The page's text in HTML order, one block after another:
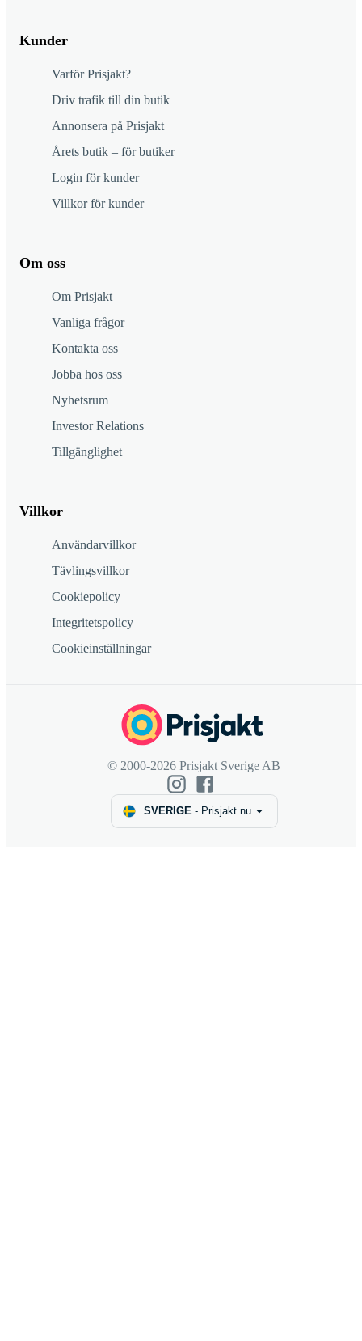
Kunder
Varför Prisjakt?
Driv trafik till din butik
Annonsera på Prisjakt
Årets butik – för butiker
Login för kunder
Villkor för kunder
Om oss
Om Prisjakt
Vanliga frågor
Kontakta oss
Jobba hos oss
Nyhetsrum
Investor Relations
Tillgänglighet
Villkor
Användarvillkor
Tävlingsvillkor
Cookiepolicy
Integritetspolicy
Cookieinställningar
© 2000-2026 Prisjakt Sverige AB
SVERIGE- Prisjakt.nu